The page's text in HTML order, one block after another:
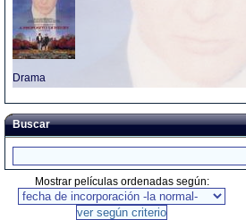
Drama
Buscar
Mostrar películas ordenadas según: